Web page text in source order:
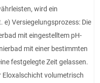
wird ein
Versiegelungsprozess: Die
mit eingestelltem pH-
mit einer bestimmten
festgelegte Zeit gelassen.
Eloxalschicht volumetrisch